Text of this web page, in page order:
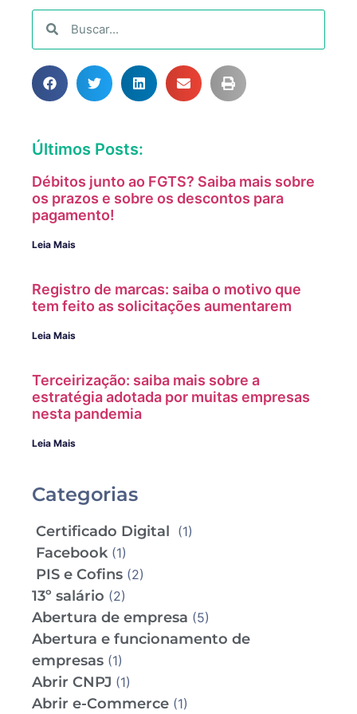
Últimos Posts:
Débitos junto ao FGTS? Saiba mais sobre
os prazos e sobre os descontos para
pagamento!
Leia Mais
Registro de marcas: saiba o motivo que
tem feito as solicitações aumentarem
Leia Mais
Terceirização: saiba mais sobre a
estratégia adotada por muitas empresas
nesta pandemia
Leia Mais
Categorias
Certificado Digital (1)
Facebook(1)
PIS e Cofins (2)
13º salário (2)
Abertura de empresa (5)
Abertura e funcionamento de
empresas (1)
Abrir CNPJ (1)
Abrir e-Commerce (1)